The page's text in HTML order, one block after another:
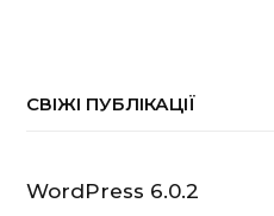
СВІЖІ ПУБЛІКАЦІЇ
WordPress 6.0.2